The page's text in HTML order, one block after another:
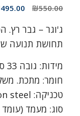
₪550.00
המחיר
היה:
₪550.00.
495.00
ג'וגר – גבר רץ.
תחושת תנועה
מידות: גובה 33 ס"מ, רוחב 31 ס"מ.
חומר: מתכת. משקל:
טכניקה: Spirgraph printed on steel
סוג: מעמד (עומד